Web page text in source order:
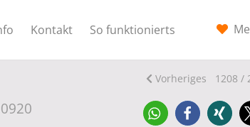
Kontakt So funktionierts
Vorheriges 1208 /